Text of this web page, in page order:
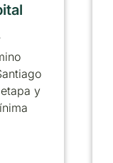
y